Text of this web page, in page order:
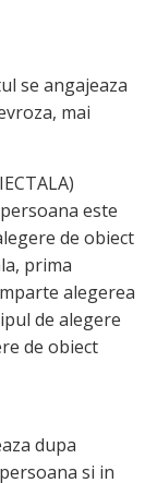
se angajeaza
mai
este
de obiect
prima
alegerea
de alegere
de obiect
dupa
si in